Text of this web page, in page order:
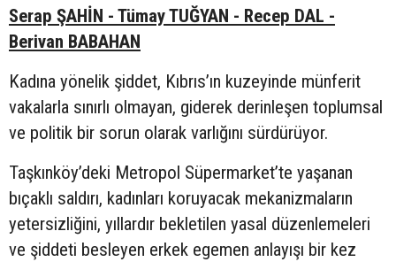
Serap ŞAHİN - Tümay TUĞYAN - Recep DAL -
Berivan BABAHAN
Kadına yönelik şiddet, Kıbrıs’ın kuzeyinde münferit
vakalarla sınırlı olmayan, giderek derinleşen toplumsal
ve politik bir sorun olarak varlığını sürdürüyor.
Taşkınköy’deki Metropol Süpermarket’te yaşanan
bıçaklı saldırı, kadınları koruyacak mekanizmaların
yetersizliğini, yıllardır bekletilen yasal düzenlemeleri
ve şiddeti besleyen erkek egemen anlayışı bir kez